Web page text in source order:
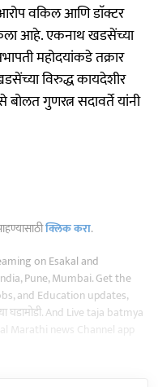
वकिल आणि डाॅक्टर
आहे. एकनाथ खडसेंच्या
महोदयांकडे तक्रार
विरुद्ध कायदेशीर
गुणरत्न सदावर्ते यांनी
क्लिक करा.
on Esakal and
Pune, Mumbai. Get the
and Education updates,
घडामोडी. And Live taja batmya
Marathi news Channel app